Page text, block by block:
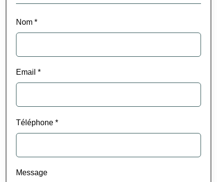
Nom *
Email *
Téléphone *
Message